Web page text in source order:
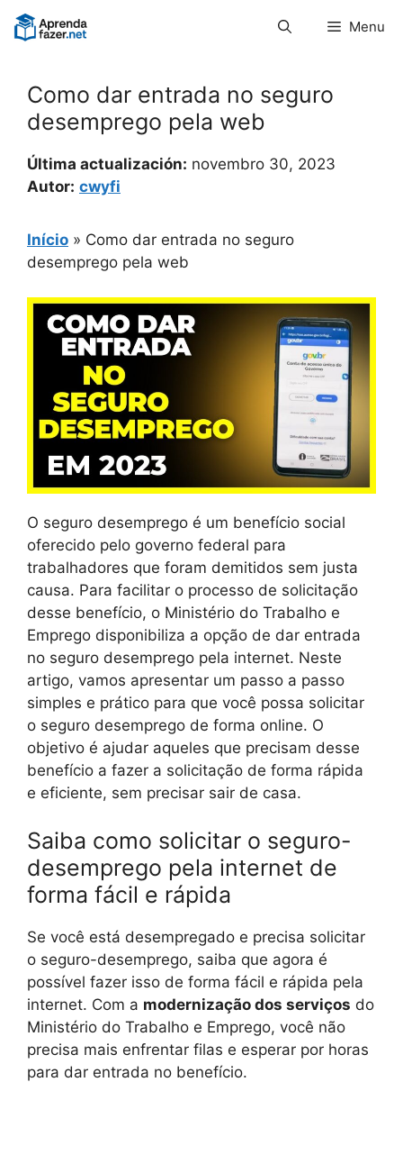
Pular
para
Menu
Como dar entrada no seguro
desemprego pela web
Última actualización: novembro 30, 2023
Autor: cwyfi
Início » Como dar entrada no seguro
desemprego pela web
O seguro desemprego é um benefício social
oferecido pelo governo federal para
trabalhadores que foram demitidos sem justa
causa. Para facilitar o processo de solicitação
desse benefício, o Ministério do Trabalho e
Emprego disponibiliza a opção de dar entrada
no seguro desemprego pela internet. Neste
artigo, vamos apresentar um passo a passo
simples e prático para que você possa solicitar
o seguro desemprego de forma online. O
objetivo é ajudar aqueles que precisam desse
benefício a fazer a solicitação de forma rápida
e eficiente, sem precisar sair de casa.
Saiba como solicitar o seguro-
desemprego pela internet de
forma fácil e rápida
Se você está desempregado e precisa solicitar
o seguro-desemprego, saiba que agora é
possível fazer isso de forma fácil e rápida pela
internet. Com a modernização dos serviços do
Ministério do Trabalho e Emprego, você não
precisa mais enfrentar filas e esperar por horas
para dar entrada no benefício.